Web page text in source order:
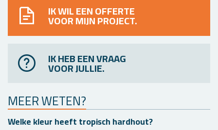
IK WIL EEN OFFERTE
VOOR MIJN PROJECT.
IK HEB EEN VRAAG
VOOR JULLIE.
MEER WETEN?
Welke kleur heeft tro­pisch hard­hout?